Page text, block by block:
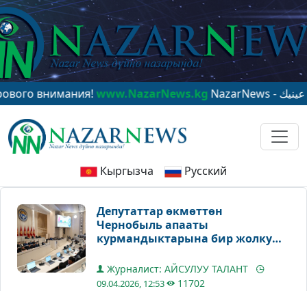
www.NazarNews.kg
Кыргызча Русский
Депутаттар өкмөттөн
Чернобыль апааты
курмандыктарына бир жолку
Журналист: АЙСУЛУУ ТАЛАНТ
09.04.2026, 12:53 11702